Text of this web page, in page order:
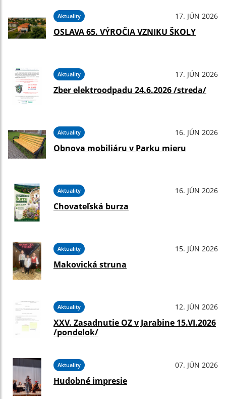
Aktuality 17. JÚN 2026
OSLAVA 65. VÝROČIA VZNIKU ŠKOLY
Aktuality 17. JÚN 2026
Zber elektroodpadu 24.6.2026 /streda/
Aktuality 16. JÚN 2026
Obnova mobiliáru v Parku mieru
Aktuality 16. JÚN 2026
Chovateľská burza
Aktuality 15. JÚN 2026
Makovická struna
Aktuality 12. JÚN 2026
XXV. Zasadnutie OZ v Jarabine 15.VI.2026
/pondelok/
Aktuality 07. JÚN 2026
Hudobné impresie